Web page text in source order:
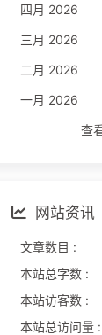
四月 2026
三月 2026
二月 2026
一月 2026
查
网站资讯
文章数目 :
本站总字数 :
本站访客数 :
本站总访问量 :